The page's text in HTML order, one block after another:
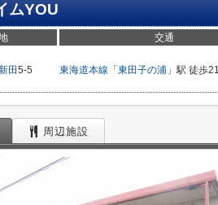
ムYOU
交通
田5-5 東海道本線 「 東田子の浦 」駅 徒歩
周辺施設